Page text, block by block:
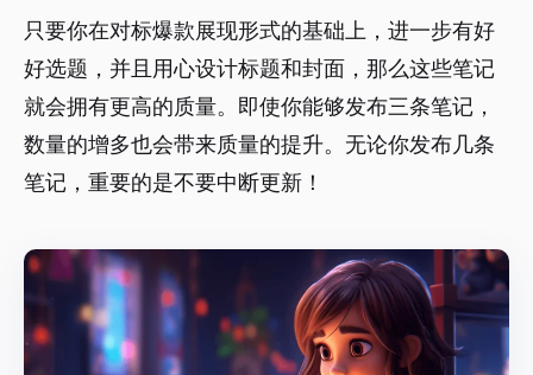
只要你在对标爆款展现形式的基础上，进一步有好
好选题，并且用心设计标题和封面，那么这些笔记
就会拥有更高的质量。即使你能够发布三条笔记，
数量的增多也会带来质量的提升。无论你发布几条
笔记，重要的是不要中断更新！